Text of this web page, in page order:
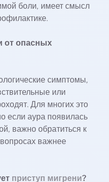
боли, имеет смысл
от опасных
симптомы,
или
Для многих это
если аура появилась
важно обратиться к
важнее
приступ мигрени?